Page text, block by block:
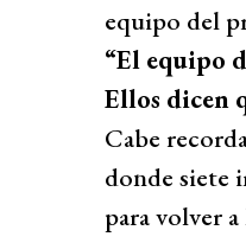
equipo del
“El equipo
Ellos dicen
Cabe
donde siete
para volver